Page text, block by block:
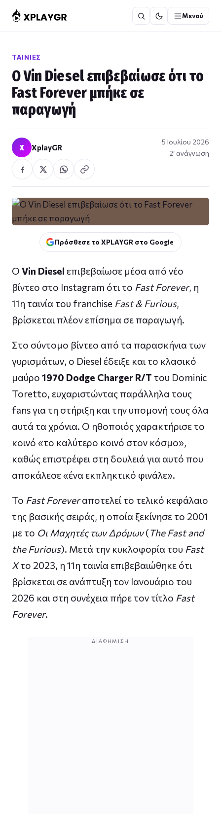
στο
περιεχόμενο
Μενού
ΤΑΙΝΊΕΣ
Ο Vin Diesel επιβεβαίωσε ότι το
Fast Forever μπήκε σε
παραγωγή
X XplayGR
5 Ιουλίου 2026
2′ ανάγνωση
Πρόσθεσε το XPLAYGR στο Google
Ο Vin Diesel επιβεβαίωσε μέσα από νέο
βίντεο στο Instagram ότι το Fast Forever, η
11η ταινία του franchise Fast & Furious,
βρίσκεται πλέον επίσημα σε παραγωγή.
Στο σύντομο βίντεο από τα παρασκήνια των
γυρισμάτων, ο Diesel έδειξε και το κλασικό
μαύρο 1970 Dodge Charger R/T του Dominic
Toretto, ευχαριστώντας παράλληλα τους
fans για τη στήριξη και την υπομονή τους όλα
αυτά τα χρόνια. Ο ηθοποιός χαρακτήρισε το
κοινό «το καλύτερο κοινό στον κόσμο»,
καθώς επιστρέφει στη δουλειά για αυτό που
αποκάλεσε «ένα εκπληκτικό φινάλε».
Το Fast Foreverαποτελεί το τελικό κεφάλαιο
της βασικής σειράς, η οποία ξεκίνησε το 2001
με το Οι Μαχητές των Δρόμων(The Fast and
the Furious). Μετά την κυκλοφορία του Fast
Xτο 2023, η 11η ταινία επιβεβαιώθηκε ότι
βρίσκεται σε ανάπτυξη τον Ιανουάριο του
2026 και στη συνέχεια πήρε τον τίτλο Fast
Forever.
ΔΙΑΦΉΜΙΣΗ